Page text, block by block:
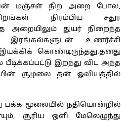
மஞ்சள் நிற அறை போல,
நிரம்பிய சதுர
துயர் நிறைந்த
இரங்கல்களுடன் உணர்ச்சி
கொண்டிருந்தது.தனது
இறந்து விட அந்த
சூழலை தன் ஓவியத்தில்
மூலையில் நதியொன்றில்
சூரிய ஒளி மேலெழுந்து